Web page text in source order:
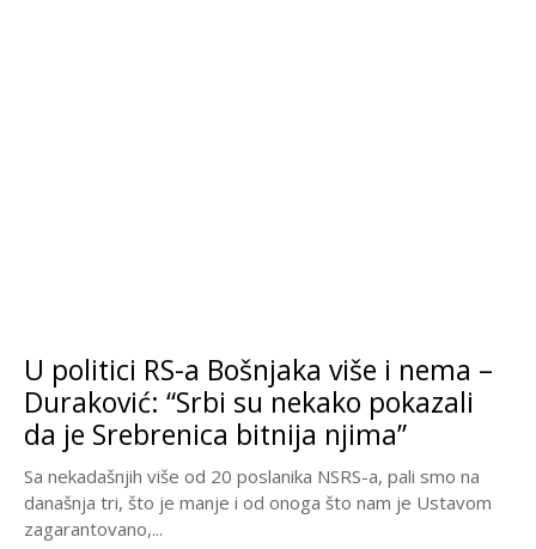
U politici RS-a Bošnjaka više i nema –
Duraković: “Srbi su nekako pokazali
da je Srebrenica bitnija njima”
Sa nekadašnjih više od 20 poslanika NSRS-a, pali smo na
današnja tri, što je manje i od onoga što nam je Ustavom
zagarantovano,...